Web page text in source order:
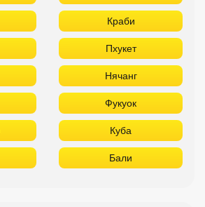
Краби
Пхукет
Нячанг
Фукуок
Куба
Бали